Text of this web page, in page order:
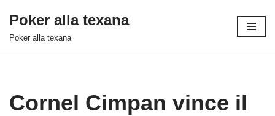
Vai
Poker alla texana
Poker alla texana
Cornel Cimpan vince il